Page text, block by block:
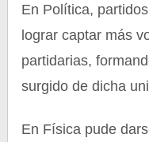
En Política,
lograr captar más
partidarias,
surgido de dicha
En Física pude